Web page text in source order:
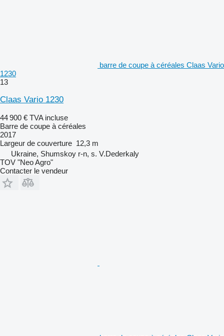
barre de coupe à céréales Claas Vario
1230
13
Claas Vario 1230
44 900 € TVA incluse
Barre de coupe à céréales
2017
Largeur de couverture 12,3 m
Ukraine, Shumskoy r-n, s. V.Dederkaly
TOV "Neo Agro"
Contacter le vendeur